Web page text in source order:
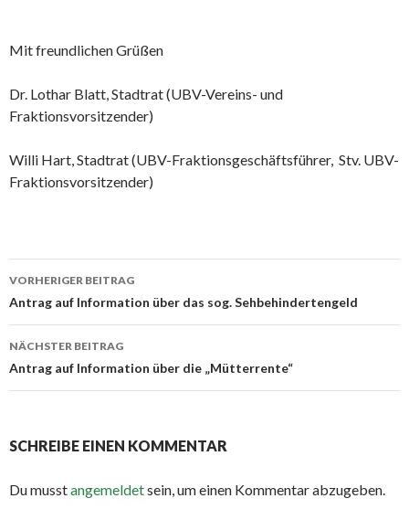
Mit freundlichen Grüßen
Dr. Lothar Blatt, Stadtrat (UBV-Vereins- und
Fraktionsvorsitzender)
Willi Hart, Stadtrat (UBV-Fraktionsgeschäftsführer, Stv. UBV-
Fraktionsvorsitzender)
Beitrags-
Navigation
VORHERIGER BEITRAG
Antrag auf Information über das sog. Sehbehindertengeld
NÄCHSTER BEITRAG
Antrag auf Information über die „Mütterrente“
SCHREIBE EINEN KOMMENTAR
Du musstangemeldetsein, um einen Kommentar abzugeben.